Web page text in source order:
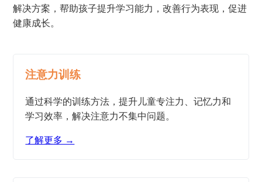
解决方案，帮助孩子提升学习能力，改善行为表现，促进
健康成长。
注意力训练
通过科学的训练方法，提升儿童专注力、记忆力和
学习效率，解决注意力不集中问题。
了解更多 →